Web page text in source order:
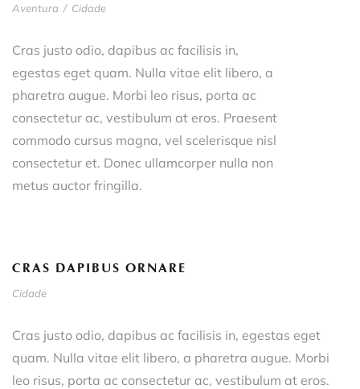
Aventura / Cidade
Cras justo odio, dapibus ac facilisis in,
egestas eget quam. Nulla vitae elit libero, a
pharetra augue. Morbi leo risus, porta ac
consectetur ac, vestibulum at eros. Praesent
commodo cursus magna, vel scelerisque nisl
consectetur et. Donec ullamcorper nulla non
metus auctor fringilla.
CRAS DAPIBUS ORNARE
Cidade
Cras justo odio, dapibus ac facilisis in, egestas eget
quam. Nulla vitae elit libero, a pharetra augue. Morbi
leo risus, porta ac consectetur ac, vestibulum at eros.